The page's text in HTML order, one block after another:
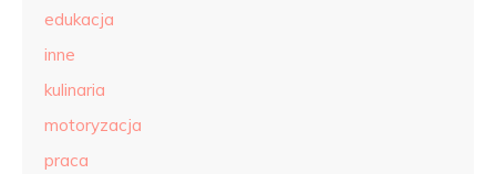
edukacja
inne
kulinaria
motoryzacja
praca